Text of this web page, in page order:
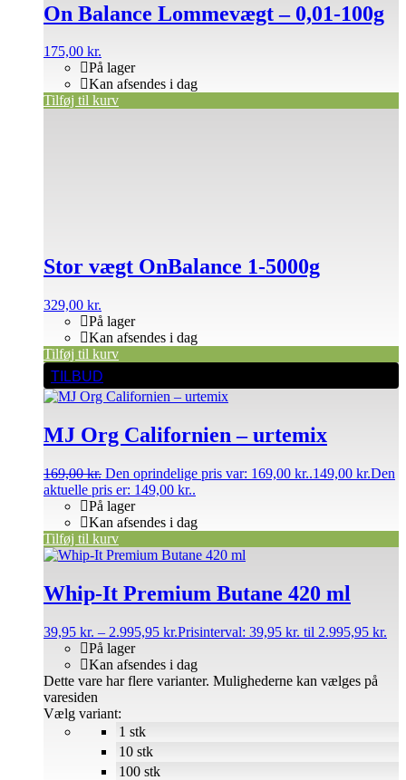
On Balance Lommevægt – 0,01-100g
175,00 kr.
På lager
Kan afsendes i dag
Tilføj til kurv
Stor vægt OnBalance 1-5000g
329,00 kr.
På lager
Kan afsendes i dag
Tilføj til kurv
TILBUD
MJ Org Californien – urtemix
169,00kr. Den oprindelige pris var: 169,00 kr..149,00 kr.Den
aktuelle pris er: 149,00 kr..
På lager
Kan afsendes i dag
Tilføj til kurv
Whip-It Premium Butane 420 ml
39,95 kr. – 2.995,95 kr.Prisinterval: 39,95 kr. til 2.995,95 kr.
På lager
Kan afsendes i dag
Vælg variant:
Dette vare har flere varianter. Mulighederne kan vælges på
varesiden
1 stk
10 stk
100 stk